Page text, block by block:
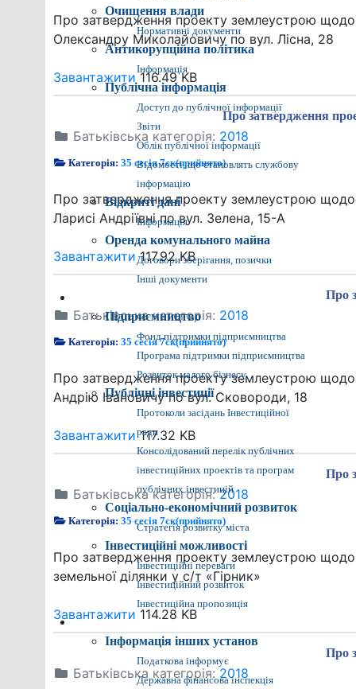
Очищення влади
Нормативні документи
Антикорупційна політика
Інформація
Публічна інформація
Доступ до публічної інформації
Звіти
Облік публічної інформації
Відомості, що становлять службову
інформацію
Відкриті дані
Інформація
Оренда комунального майна
Договори зберігання, позички
Інші документи
Підприємництво
Фонд підтримки підприємництва
Програма підтримки підприємництва
Розвиток малого бізнесу
Публічні інвестиції
Протоколи засідань Інвестиційної
ради
Консолідований перелік публічних
інвестиційних проектів та програм
публічних інвестицій
Соціально-економічний розвиток
Стратегія розвитку міста
Інвестиційні можливості
Інвестиційні переваги
Інвестиційний розвиток
Інвестиційна пропозиція
Різне
Інформація інших установ
Податкова інформує
Державна фінансова інспекція
Про затвердження проекту землеустрою щодо
Олександру Миколайовичу по вул. Лісна, 28
Завантажити116.49 KB
Про затвердження
Батьківська категорія: 2018
Категорія:35 сесія 7ск(прийнято)
Про затвердження проекту землеустрою щодо
Ларисі Андріївні по вул. Зелена, 15-А
Завантажити 117.92 KB
Про
Батьківська категорія: 2018
Категорія:35 сесія 7ск(прийнято)
Про затвердження проекту землеустрою щодо
Андрію Івановичу по вул. Сковороди, 18
Завантажити117.32 KB
Про
Батьківська категорія:2018
Категорія:35 сесія 7ск(прийнято)
Про затвердження проекту землеустрою щодо
земельної ділянки у с/т «Гірник»
Завантажити 114.28 KB
Про
Батьківська категорія: 2018